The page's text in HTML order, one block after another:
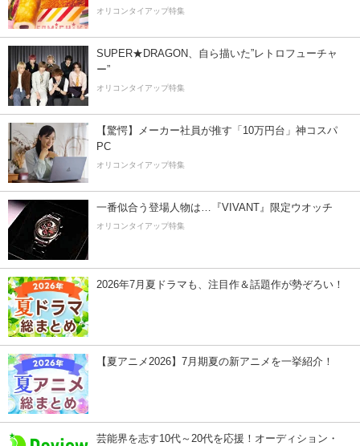
オリコンタイアップ特集
SUPER★DRAGON、自ら描いた”レトロフューチャ
ー”
オリコンタイアップ特集
【驚愕】メーカー社員が推す「10万円台」神コスパ
PC
オリコンタイアップ特集
一番似合う登場人物は…『VIVANT』限定ウオッチ
オリコンタイアップ特集
2026年7月夏ドラマも、注目作＆話題作が勢ぞろい！
【夏アニメ2026】7月期夏の新アニメを一挙紹介！
芸能界を志す10代～20代を応援！オーディション・